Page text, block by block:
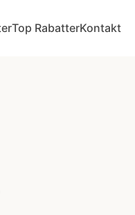
Top RabatterKontakt